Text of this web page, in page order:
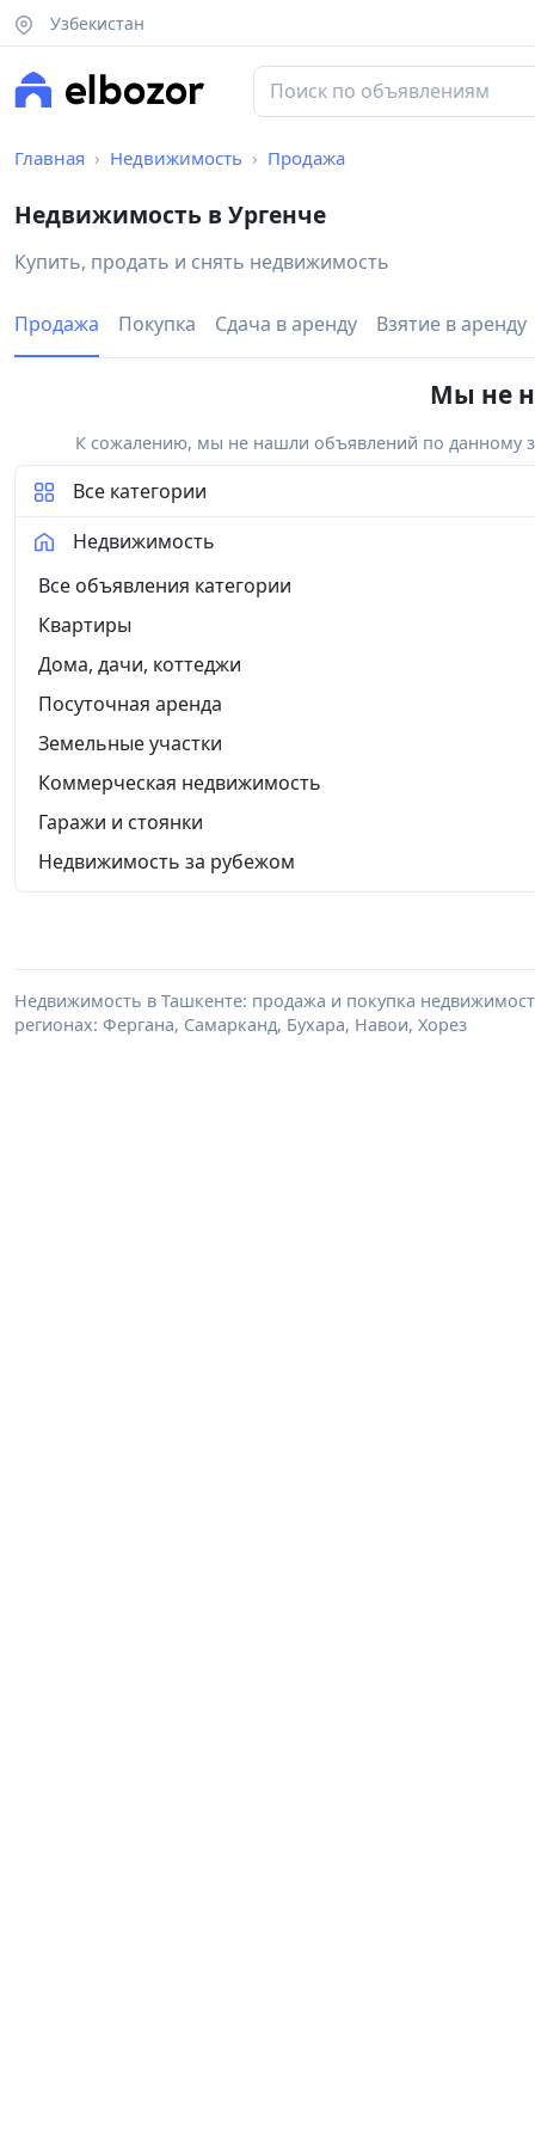
Узбекистан
Главная Недвижимость Продажа
Недвижимость в Ургенче
Купить, продать и снять недвижимость
Продажа Покупка Сдача в аренду Взятие в аренду
Мы не
К сожалению, мы не нашли объявлений по данному
Все категории
Недвижимость
Все объявления категории
Квартиры
Дома, дачи, коттеджи
Посуточная аренда
Земельные участки
Коммерческая недвижимость
Гаражи и стоянки
Недвижимость за рубежом
Недвижимость в Ташкенте: продажа и покупка
регионах: Фергана, Самарканд, Бухара, Навои, Хорез